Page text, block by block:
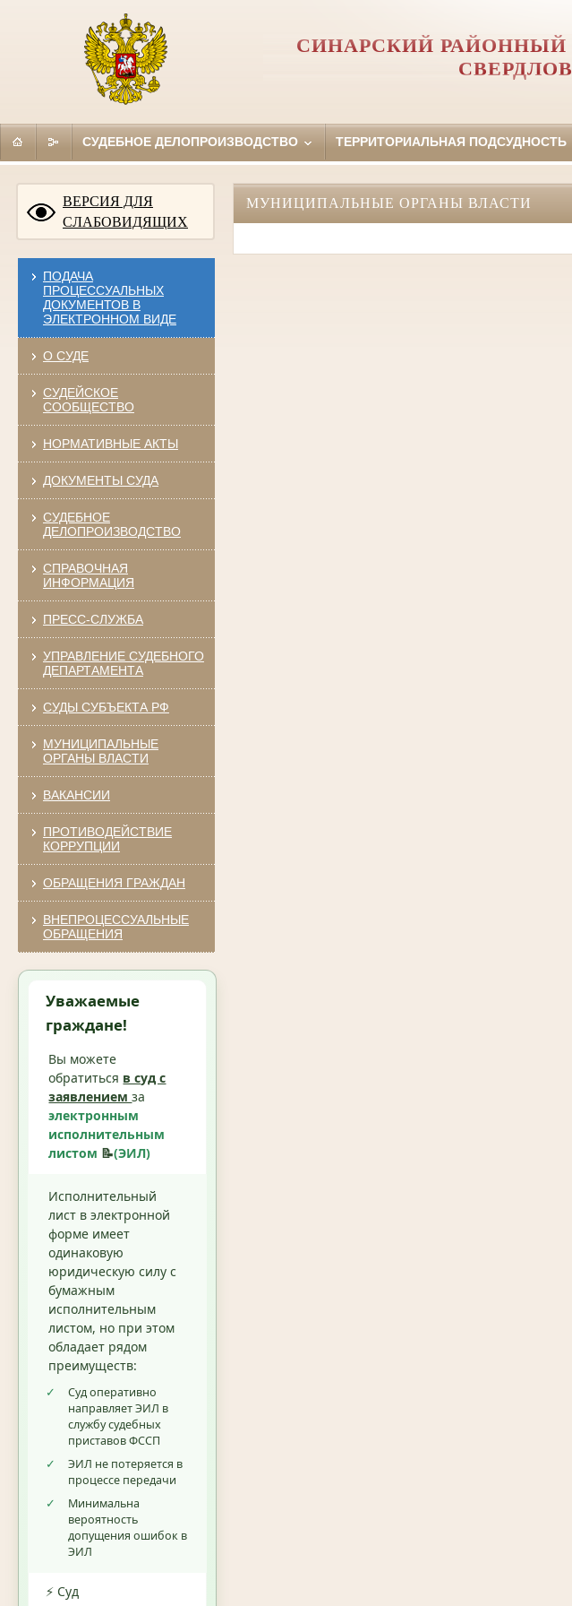
СИНАРСКИЙ РАЙОННЫЙ
СУДЕБНОЕ ДЕЛОПРОИЗВОДСТВО ТЕРРИТОРИАЛЬНАЯ ПОДСУДНОСТЬ
ВЕРСИЯ ДЛЯ
СЛАБОВИДЯЩИХ
ПОДАЧА
ПРОЦЕССУАЛЬНЫХ
ДОКУМЕНТОВ В
ЭЛЕКТРОННОМ ВИДЕ
О СУДЕ
СУДЕЙСКОЕ
СООБЩЕСТВО
НОРМАТИВНЫЕ АКТЫ
ДОКУМЕНТЫ СУДА
СУДЕБНОЕ
ДЕЛОПРОИЗВОДСТВО
СПРАВОЧНАЯ
ИНФОРМАЦИЯ
ПРЕСС-СЛУЖБА
УПРАВЛЕНИЕ СУДЕБНОГО
ДЕПАРТАМЕНТА
СУДЫ СУБЪЕКТА РФ
МУНИЦИПАЛЬНЫЕ
ОРГАНЫ ВЛАСТИ
ВАКАНСИИ
ПРОТИВОДЕЙСТВИЕ
КОРРУПЦИИ
ОБРАЩЕНИЯ ГРАЖДАН
ВНЕПРОЦЕССУАЛЬНЫЕ
ОБРАЩЕНИЯ
Уважаемые
граждане!
Вы можете
обратиться в суд с
заявлениемза
электронным
исполнительным
листом 📝(ЭИЛ)
Исполнительный
лист в электронной
форме имеет
одинаковую
юридическую силу с
бумажным
исполнительным
листом, но при этом
обладает рядом
преимуществ:
✓
Суд оперативно
направляет ЭИЛ в
службу судебных
приставов ФССП
✓
ЭИЛ не потеряется в
процессе передачи
✓
Минимальна
вероятность
допущения ошибок в
ЭИЛ
⚡ Суд
МУНИЦИПАЛЬНЫЕ ОРГАНЫ ВЛАСТИ